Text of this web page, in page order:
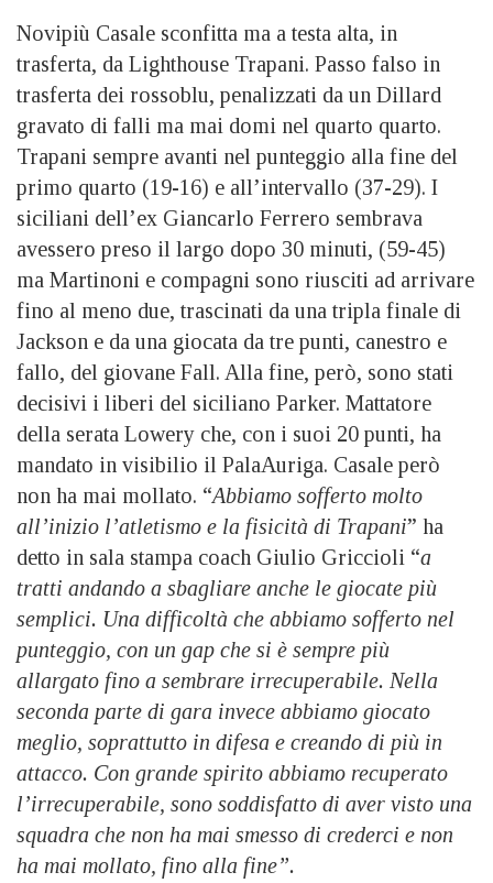
Novipiù Casale sconfitta ma a testa alta, in
trasferta, da Lighthouse Trapani. Passo falso in
trasferta dei rossoblu, penalizzati da un Dillard
gravato di falli ma mai domi nel quarto quarto.
Trapani sempre avanti nel punteggio alla fine del
primo quarto (19-16) e all’intervallo (37-29). I
siciliani dell’ex Giancarlo Ferrero sembrava
avessero preso il largo dopo 30 minuti, (59-45)
ma Martinoni e compagni sono riusciti ad arrivare
fino al meno due, trascinati da una tripla finale di
Jackson e da una giocata da tre punti, canestro e
fallo, del giovane Fall. Alla fine, però, sono stati
decisivi i liberi del siciliano Parker. Mattatore
della serata Lowery che, con i suoi 20 punti, ha
mandato in visibilio il PalaAuriga. Casale però
non ha mai mollato. “Abbiamo sofferto molto
all’inizio l’atletismo e la fisicità di Trapani” ha
detto in sala stampa coach Giulio Griccioli “a
tratti andando a sbagliare anche le giocate più
semplici. Una difficoltà che abbiamo sofferto nel
punteggio, con un gap che si è sempre più
allargato fino a sembrare irrecuperabile. Nella
seconda parte di gara invece abbiamo giocato
meglio, soprattutto in difesa e creando di più in
attacco. Con grande spirito abbiamo recuperato
l’irrecuperabile, sono soddisfatto di aver visto una
squadra che non ha mai smesso di crederci e non
ha mai mollato, fino alla fine”.